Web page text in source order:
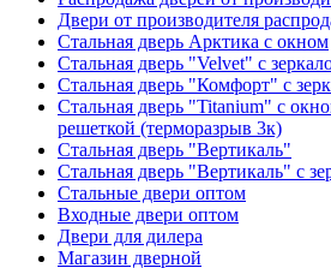
Двери от производителя
Стальная дверь Арктика с окном
Стальная дверь "Velvet" с
Стальная дверь "Комфорт" с
Стальная дверь "Titanium" с
решеткой (терморазрыв 3к)
Стальная дверь "Вертикаль"
Стальная дверь "Вертикаль" с
Стальные двери оптом
Входные двери оптом
Двери для дилера
Магазин дверной